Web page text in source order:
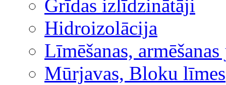
Grīdas izlīdzinātāji
Hidroizolācija
Līmēšanas, armēšanas
Mūrjavas, Bloku līmes